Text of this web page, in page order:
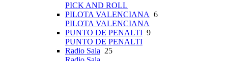
PICK AND ROLL
PILOTA VALENCIANA 6
PILOTA VALENCIANA
PUNTO DE PENALTI 9
PUNTO DE PENALTI
Radio Sala 25